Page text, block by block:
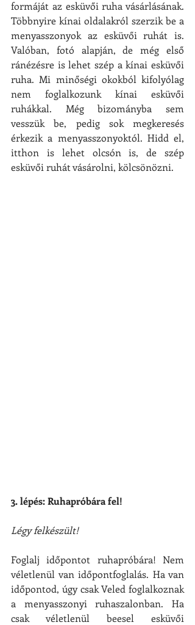
formáját az esküvői ruha vásárlásának.
Többnyire kínai oldalakról szerzik be a
menyasszonyok az esküvői ruhát is.
Valóban, fotó alapján, de még első
ránézésre is lehet szép a kínai esküvői
ruha. Mi minőségi okokból kifolyólag
nem foglalkozunk kínai esküvői
ruhákkal. Még bizományba sem
vesszük be, pedig sok megkeresés
érkezik a menyasszonyoktól. Hidd el,
itthon is lehet olcsón is, de szép
esküvői ruhát vásárolni, kölcsönözni.
3. lépés: Ruhapróbára fel!
Légy felkészült!
Foglalj időpontot ruhapróbára! Nem
véletlenül van időpontfoglalás. Ha van
időpontod, úgy csak Veled foglalkoznak
a menyasszonyi ruhaszalonban. Ha
csak véletlenül beesel esküvői